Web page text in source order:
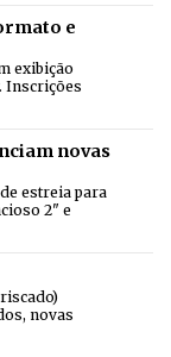
e
exibição
Inscrições
novas
estreia para
2" e
novas